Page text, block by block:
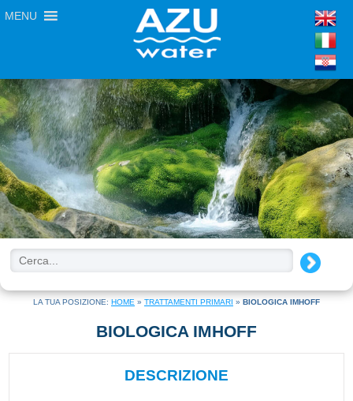
MENU
LA TUA POSIZIONE: HOME » TRATTAMENTI PRIMARI » BIOLOGICA IMHOFF
BIOLOGICA IMHOFF
DESCRIZIONE